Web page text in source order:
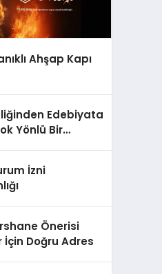
Ahşap Kapı
Edebiyata
Yönlü Bir
İzni
Önerisi
Doğru Adres